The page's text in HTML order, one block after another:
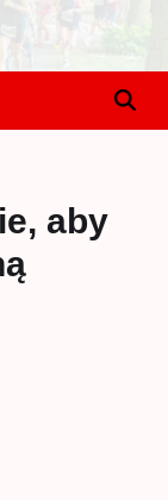
aby